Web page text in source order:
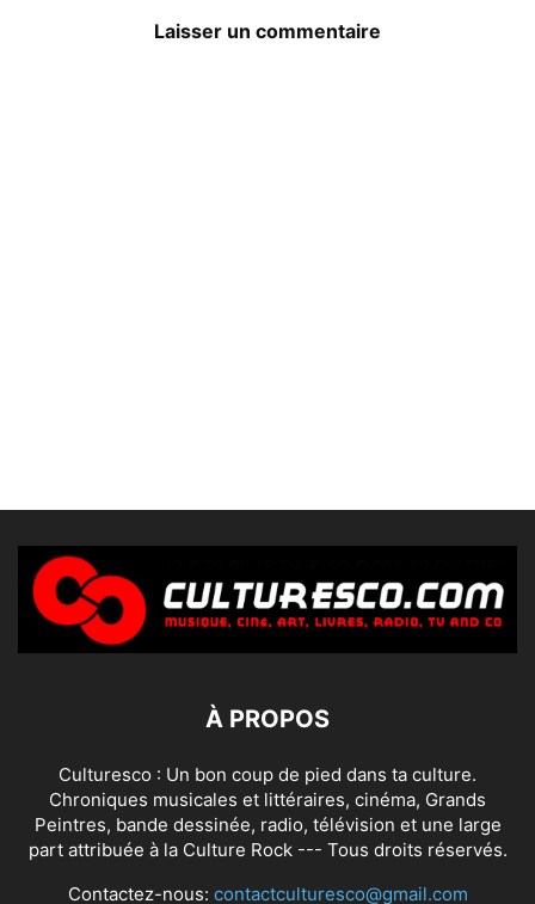
Laisser un commentaire
À PROPOS
Culturesco : Un bon coup de pied dans ta culture.
Chroniques musicales et littéraires, cinéma, Grands
Peintres, bande dessinée, radio, télévision et une large
part attribuée à la Culture Rock --- Tous droits réservés.
Contactez-nous: contactculturesco@gmail.com